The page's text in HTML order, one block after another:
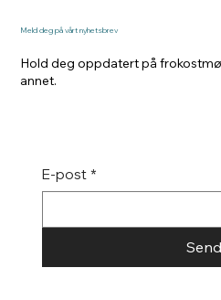
Meld deg på vårt nyhetsbrev
Hold deg oppdatert på
annet.
E-post *
Send